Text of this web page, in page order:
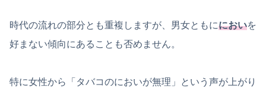
時代の流れの部分とも重複しますが、男女ともににおいを
好まない傾向にあることも否めません。
特に女性から「タバコのにおいが無理」という声が上がり